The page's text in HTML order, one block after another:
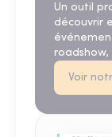
Un outil
découvrir
Voir